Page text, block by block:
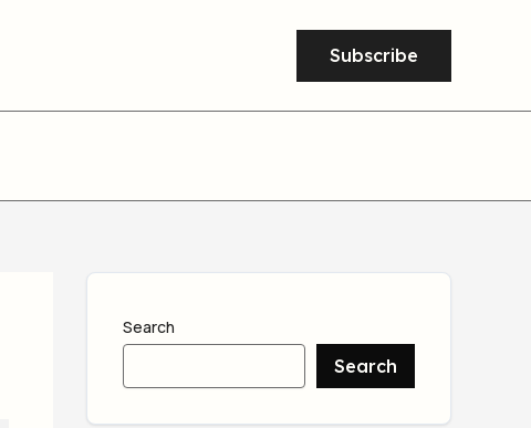
Subscribe
Search
Search